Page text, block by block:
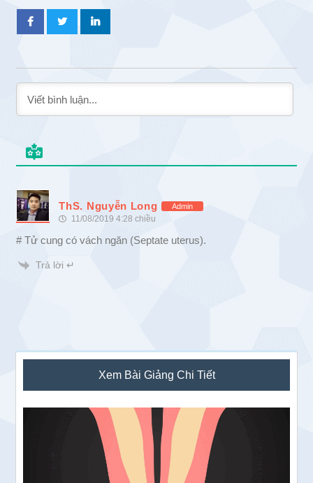
ThS. Nguyễn Long Admin
11/08/2019 4:28 chiều
# Tử cung có vách ngăn (Septate uterus).
Trả lời ↵
Sidebar
chính
Xem Bài Giảng Chi Tiết